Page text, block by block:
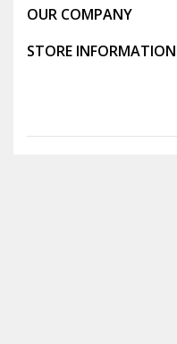
OUR COMPANY
STORE INFORMATION